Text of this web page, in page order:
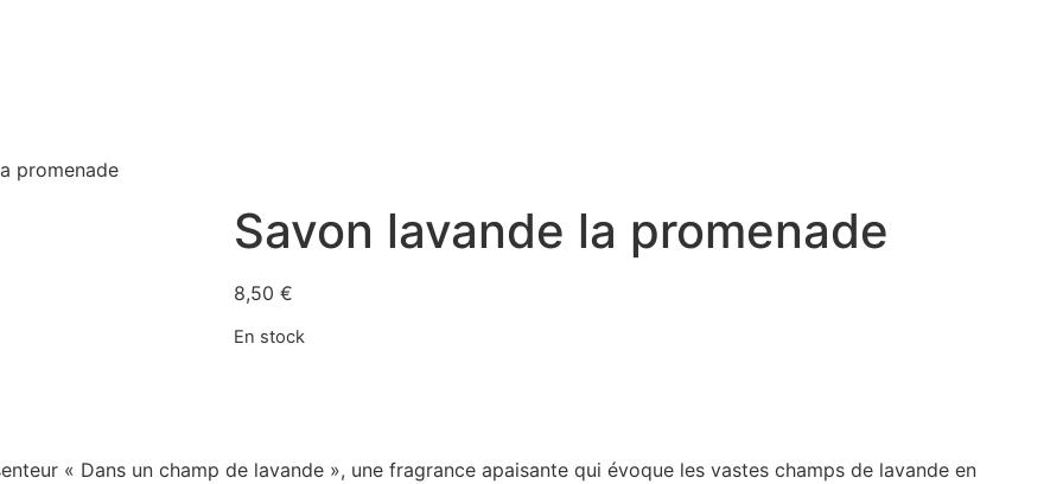
promenade
Savon lavande la promenade
8,50€
En stock
« Dans un champ de lavande », une fragrance apaisante qui évoque les vastes champs de lavande en